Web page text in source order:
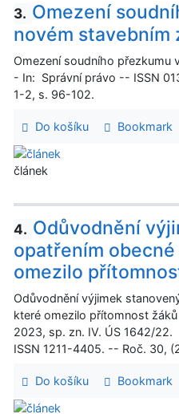
3. Omezení
novém stavebním
Omezení soudního
- In: Správní právo -- ISSN
1-2, s. 96-102.
Do košíku Bookmark
článek
4. Odůvodnění
opatřením
omezilo
Odůvodnění výjimek
které omezilo přítomnost
2023, sp. zn. IV. ÚS 1642/
ISSN 1211-4405. -- Roč. 30,
Do košíku Bookmark